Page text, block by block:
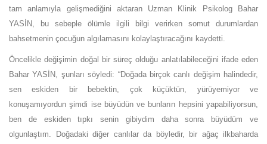
tam anlamıyla gelişmediğini aktaran Uzman Klinik Psikolog Bahar
YASİN, bu sebeple ölümle ilgili bilgi verirken somut durumlardan
bahsetmenin çocuğun algılamasını kolaylaştıracağını kaydetti.
Öncelikle değişimin doğal bir süreç olduğu anlatılabileceğini ifade eden
Bahar YASİN, şunları söyledi: “Doğada birçok canlı değişim halindedir,
sen eskiden bir bebektin, çok küçüktün, yürüyemiyor ve
konuşamıyordun şimdi ise büyüdün ve bunların hepsini yapabiliyorsun,
ben de eskiden tıpkı senin gibiydim daha sonra büyüdüm ve
olgunlaştım. Doğadaki diğer canlılar da böyledir, bir ağaç ilkbaharda